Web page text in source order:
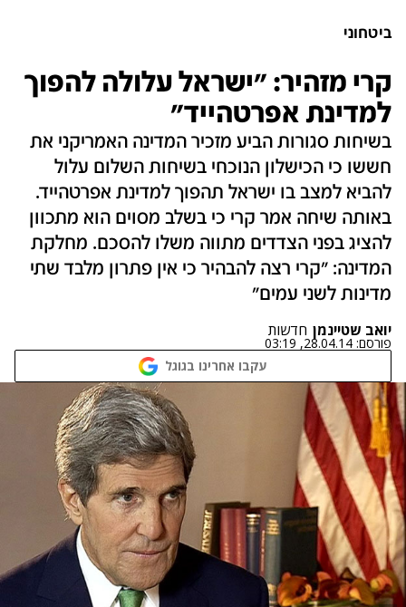
ביטחוני
קרי מזהיר: "ישראל עלולה להפוך
למדינת אפרטהייד"
בשיחות סגורות הביע מזכיר המדינה האמריקני את
חששו כי הכישלון הנוכחי בשיחות השלום עלול
להביא למצב בו ישראל תהפוך למדינת אפרטהייד.
באותה שיחה אמר קרי כי בשלב מסוים הוא מתכוון
להציג בפני הצדדים מתווה משלו להסכם. מחלקת
המדינה: "קרי רצה להבהיר כי אין פתרון מלבד שתי
מדינות לשני עמים"
יואב שטיינמן חדשות
פורסם: 28.04.14, 03:19
עקבו אחרינו בגוגל